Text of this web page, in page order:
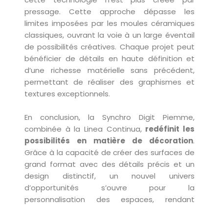
pressage. Cette approche dépasse les
limites imposées par les moules céramiques
classiques, ouvrant la voie à un large éventail
de possibilités créatives. Chaque projet peut
bénéficier de détails en haute définition et
d’une richesse matérielle sans précédent,
permettant de réaliser des graphismes et
textures exceptionnels.
En conclusion, la Synchro Digit Piemme,
combinée à la Linea Continua, redéfinit les
possibilités en matière de décoration.
Grâce à la capacité de créer des surfaces de
grand format avec des détails précis et un
design distinctif, un nouvel univers
d’opportunités s’ouvre pour la
personnalisation des espaces, rendant